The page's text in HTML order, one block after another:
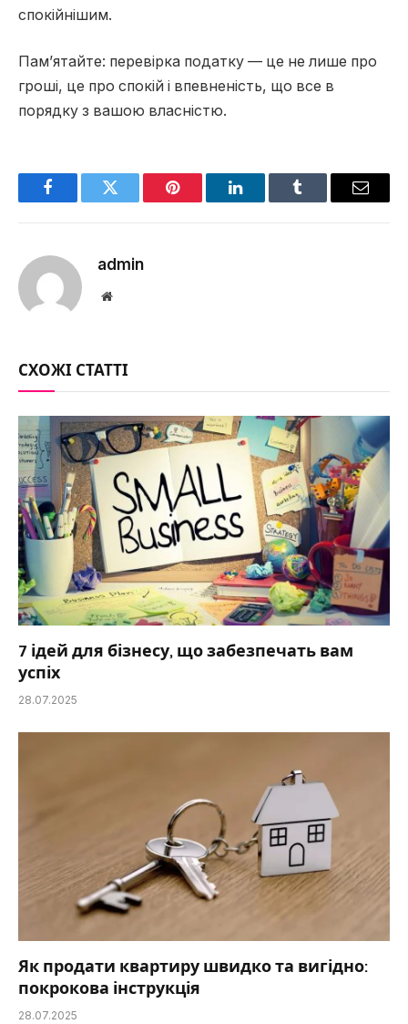
спокійнішим.
Пам’ятайте: перевірка податку — це не лише про
гроші, це про спокій і впевненість, що все в
порядку з вашою власністю.
FacebookTwitter Pinterest LinkedInTumblr Email
admin
Website
СХОЖІ СТАТТІ
7 ідей для бізнесу, що забезпечать вам
успіх
28.07.2025
Як продати квартиру швидко та вигідно:
покрокова інструкція
28.07.2025